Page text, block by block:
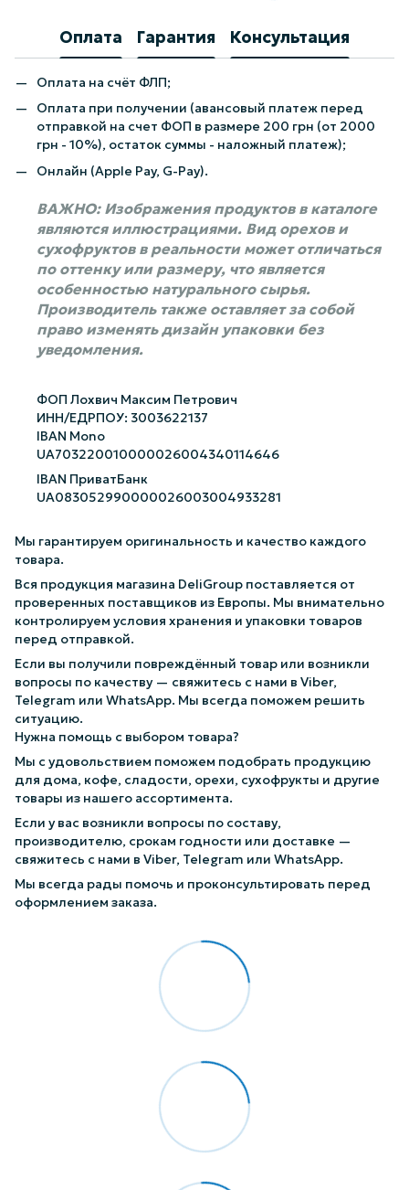
Оплата Гарантия Консультация
Оплата на счёт ФЛП;
Оплата при получении (авансовый платеж перед
отправкой на счет ФОП в размере 200 грн (от 2000
грн - 10%), остаток суммы - наложный платеж);
Онлайн (Apple Pay, G-Pay).
ВАЖНО: Изображения продуктов в каталоге
являются иллюстрациями. Вид орехов и
сухофруктов в реальности может отличаться
по оттенку или размеру, что является
особенностью натурального сырья.
Производитель также оставляет за собой
право изменять дизайн упаковки без
уведомления.
ФОП Лохвич Максим Петрович
ИНН/ЕДРПОУ: 3003622137
IBAN Mono
UA703220010000026004340114646
IBAN ПриватБанк
UA083052990000026003004933281
Мы гарантируем оригинальность и качество каждого
товара.
Вся продукция магазина DeliGroup поставляется от
проверенных поставщиков из Европы. Мы внимательно
контролируем условия хранения и упаковки товаров
перед отправкой.
Если вы получили повреждённый товар или возникли
вопросы по качеству — свяжитесь с нами в Viber,
Telegram или WhatsApp. Мы всегда поможем решить
ситуацию.
Нужна помощь с выбором товара?
Мы с удовольствием поможем подобрать продукцию
для дома, кофе, сладости, орехи, сухофрукты и другие
товары из нашего ассортимента.
Если у вас возникли вопросы по составу,
производителю, срокам годности или доставке —
свяжитесь с нами в Viber, Telegram или WhatsApp.
Мы всегда рады помочь и проконсультировать перед
оформлением заказа.